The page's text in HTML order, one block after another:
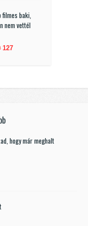
filmes baki,
nem vettél
127
hogy már meghalt